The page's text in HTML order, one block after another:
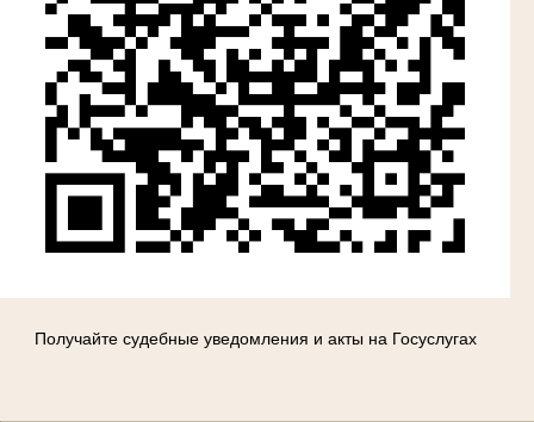
Получайте судебные уведомления и акты на Госуслугах